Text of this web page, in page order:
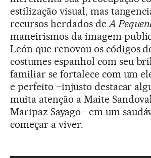
estilização visual, mas
recursos herdados deA
maneirismos da imagem
León que renovou os códigos
costumes espanhol com seu
familiar se fortalece com um
e perfeito –injusto destacar
muita atenção a Maite
Maripaz Sayago– em um
começar a viver.